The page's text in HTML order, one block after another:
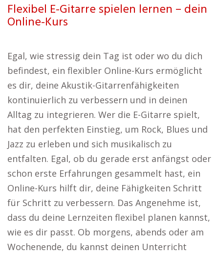
Flexibel E-Gitarre spielen lernen – dein
Online-Kurs
Egal, wie stressig dein Tag ist oder wo du dich
befindest, ein flexibler Online-Kurs ermöglicht
es dir, deine Akustik-Gitarrenfähigkeiten
kontinuierlich zu verbessern und in deinen
Alltag zu integrieren. Wer die E-Gitarre spielt,
hat den perfekten Einstieg, um Rock, Blues und
Jazz zu erleben und sich musikalisch zu
entfalten. Egal, ob du gerade erst anfängst oder
schon erste Erfahrungen gesammelt hast, ein
Online-Kurs hilft dir, deine Fähigkeiten Schritt
für Schritt zu verbessern. Das Angenehme ist,
dass du deine Lernzeiten flexibel planen kannst,
wie es dir passt. Ob morgens, abends oder am
Wochenende, du kannst deinen Unterricht